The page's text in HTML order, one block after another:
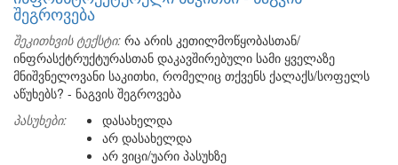
შეგროვება
შეკითხვის ტექსტი: რა არის კეთილმოწყობასთან/
ინფრასქტრუქტურასთან დაკავშირებული სამი ყველაზე
მნიშვნელოვანი საკითხი, რომელიც თქვენს ქალაქს/სოფელს
აწუხებს? - ნაგვის შეგროვება
პასუხები:
დასახელდა
არ დასახელდა
არ ვიცი/უარი პასუხზე